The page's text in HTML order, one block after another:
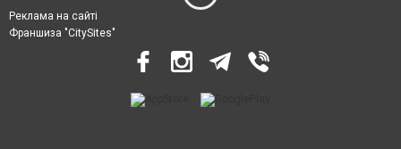
Реклама на сайті
Франшиза "CitySites"